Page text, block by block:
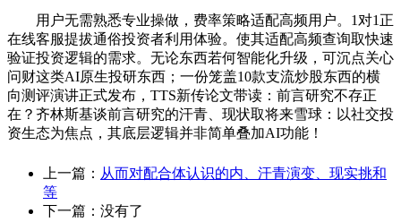
用户无需熟悉专业操做，费率策略适配高频用户。1对1正
在线客服提拔通俗投资者利用体验。使其适配高频查询取快速
验证投资逻辑的需求。无论东西若何智能化升级，可沉点关心
问财这类AI原生投研东西；一份笼盖10款支流炒股东西的横
向测评演讲正式发布，TTS新传论文带读：前言研究不存正
在？齐林斯基谈前言研究的汗青、现状取将来雪球：以社交投
资生态为焦点，其底层逻辑并非简单叠加AI功能！
上一篇： 从而对配合体认识的内、汗青演变、现实挑和
等
下一篇：没有了